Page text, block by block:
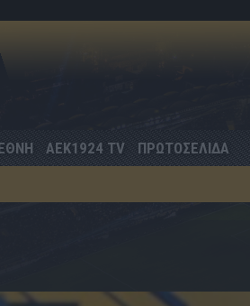
AEK1924 TV
ΠΡΩΤΟΣΕΛΙΔΑ